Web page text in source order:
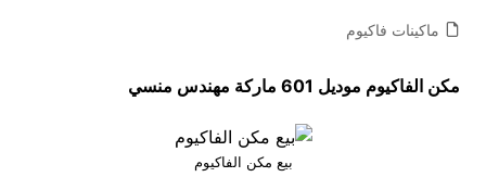
ماكينات فاكيوم
مكن الفاكيوم موديل 601 ماركة مهندس منسي
بيع مكن الفاكيوم